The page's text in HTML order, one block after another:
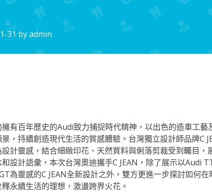
31 byadmin
有百年歷史的Audi致力捕捉時代精神，以出色的造車工藝
，持續創造現代生活的質感體驗。台灣獨立設計師品牌C
計靈感，結合細緻印花、天然質料與俐落剪裁受到矚目，
設計語彙，本次台灣奧迪攜手C JEAN，除了展示以Audi
為靈感的C JEAN全新設計之外，雙方更進一步探討如何在
永續生活的理想，激盪跨界火花。